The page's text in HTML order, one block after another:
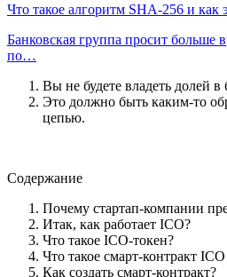
Что такое алгоритм SHA-256 и как
Банковская группа просит больше
по…
Вы не будете владеть долей
Это должно быть каким-то
цепью.
Содержание
Почему стартап-компании
Итак, как работает ICO?
Что такое ICO-токен?
Что такое смарт-контракт ICO
Как создать смарт-контракт?